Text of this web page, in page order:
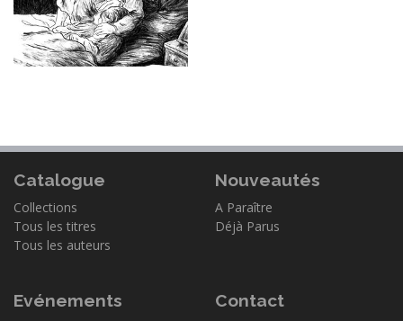
Catalogue
Collections
Tous les titres
Tous les auteurs
Nouveautés
A Paraître
Déjà Parus
Evénements
Contact